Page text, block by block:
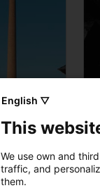
English ▽
This
We use own and
traffic, and
them.